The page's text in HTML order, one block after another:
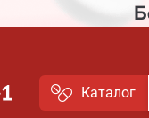
Каталог